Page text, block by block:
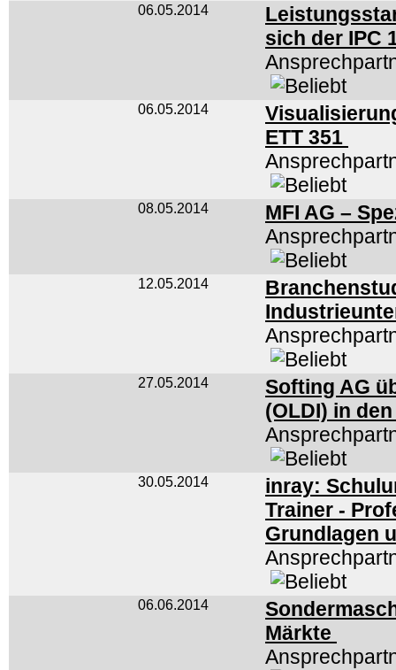
06.05.2014
sich der IPC
06.05.2014
ETT 351
08.05.2014
MFI AG –
12.05.2014
27.05.2014
Softing AG
(OLDI) in
30.05.2014
inray:
Trainer -
Grundlagen
06.06.2014
Märkte